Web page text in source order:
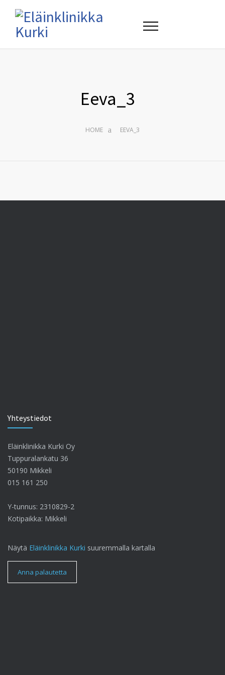
Eeva_3
HOME EEVA_3
Yhteystiedot
Eläinklinikka Kurki Oy
Tuppuralankatu 36
50190 Mikkeli
015 161 250
Y-tunnus: 2310829-2
Kotipaikka: Mikkeli
Näytä Eläinklinikka Kurki suuremmalla kartalla
Anna palautetta